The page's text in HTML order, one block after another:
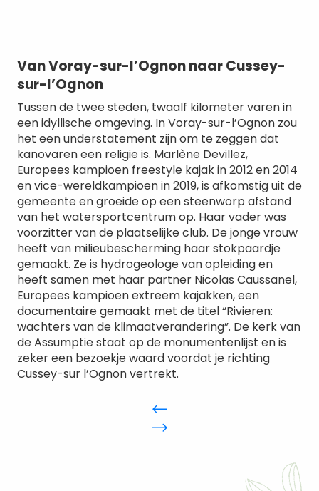
Van Voray-sur-l’Ognon naar Cussey-
sur-l’Ognon
Tussen de twee steden, twaalf kilometer varen in
een idyllische omgeving. In Voray-sur-l’Ognon zou
het een understatement zijn om te zeggen dat
kanovaren een religie is. Marlène Devillez,
Europees kampioen freestyle kajak in 2012 en 2014
en vice-wereldkampioen in 2019, is afkomstig uit de
gemeente en groeide op een steenworp afstand
van het watersportcentrum op. Haar vader was
voorzitter van de plaatselijke club. De jonge vrouw
heeft van milieubescherming haar stokpaardje
gemaakt. Ze is hydrogeologe van opleiding en
heeft samen met haar partner Nicolas Caussanel,
Europees kampioen extreem kajakken, een
documentaire gemaakt met de titel “Rivieren:
wachters van de klimaatverandering”. De kerk van
de Assumptie staat op de monumentenlijst en is
zeker een bezoekje waard voordat je richting
Cussey-sur l’Ognon vertrekt.